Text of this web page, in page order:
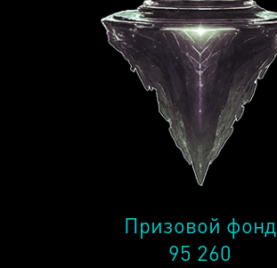
Призовой фонд
95 260